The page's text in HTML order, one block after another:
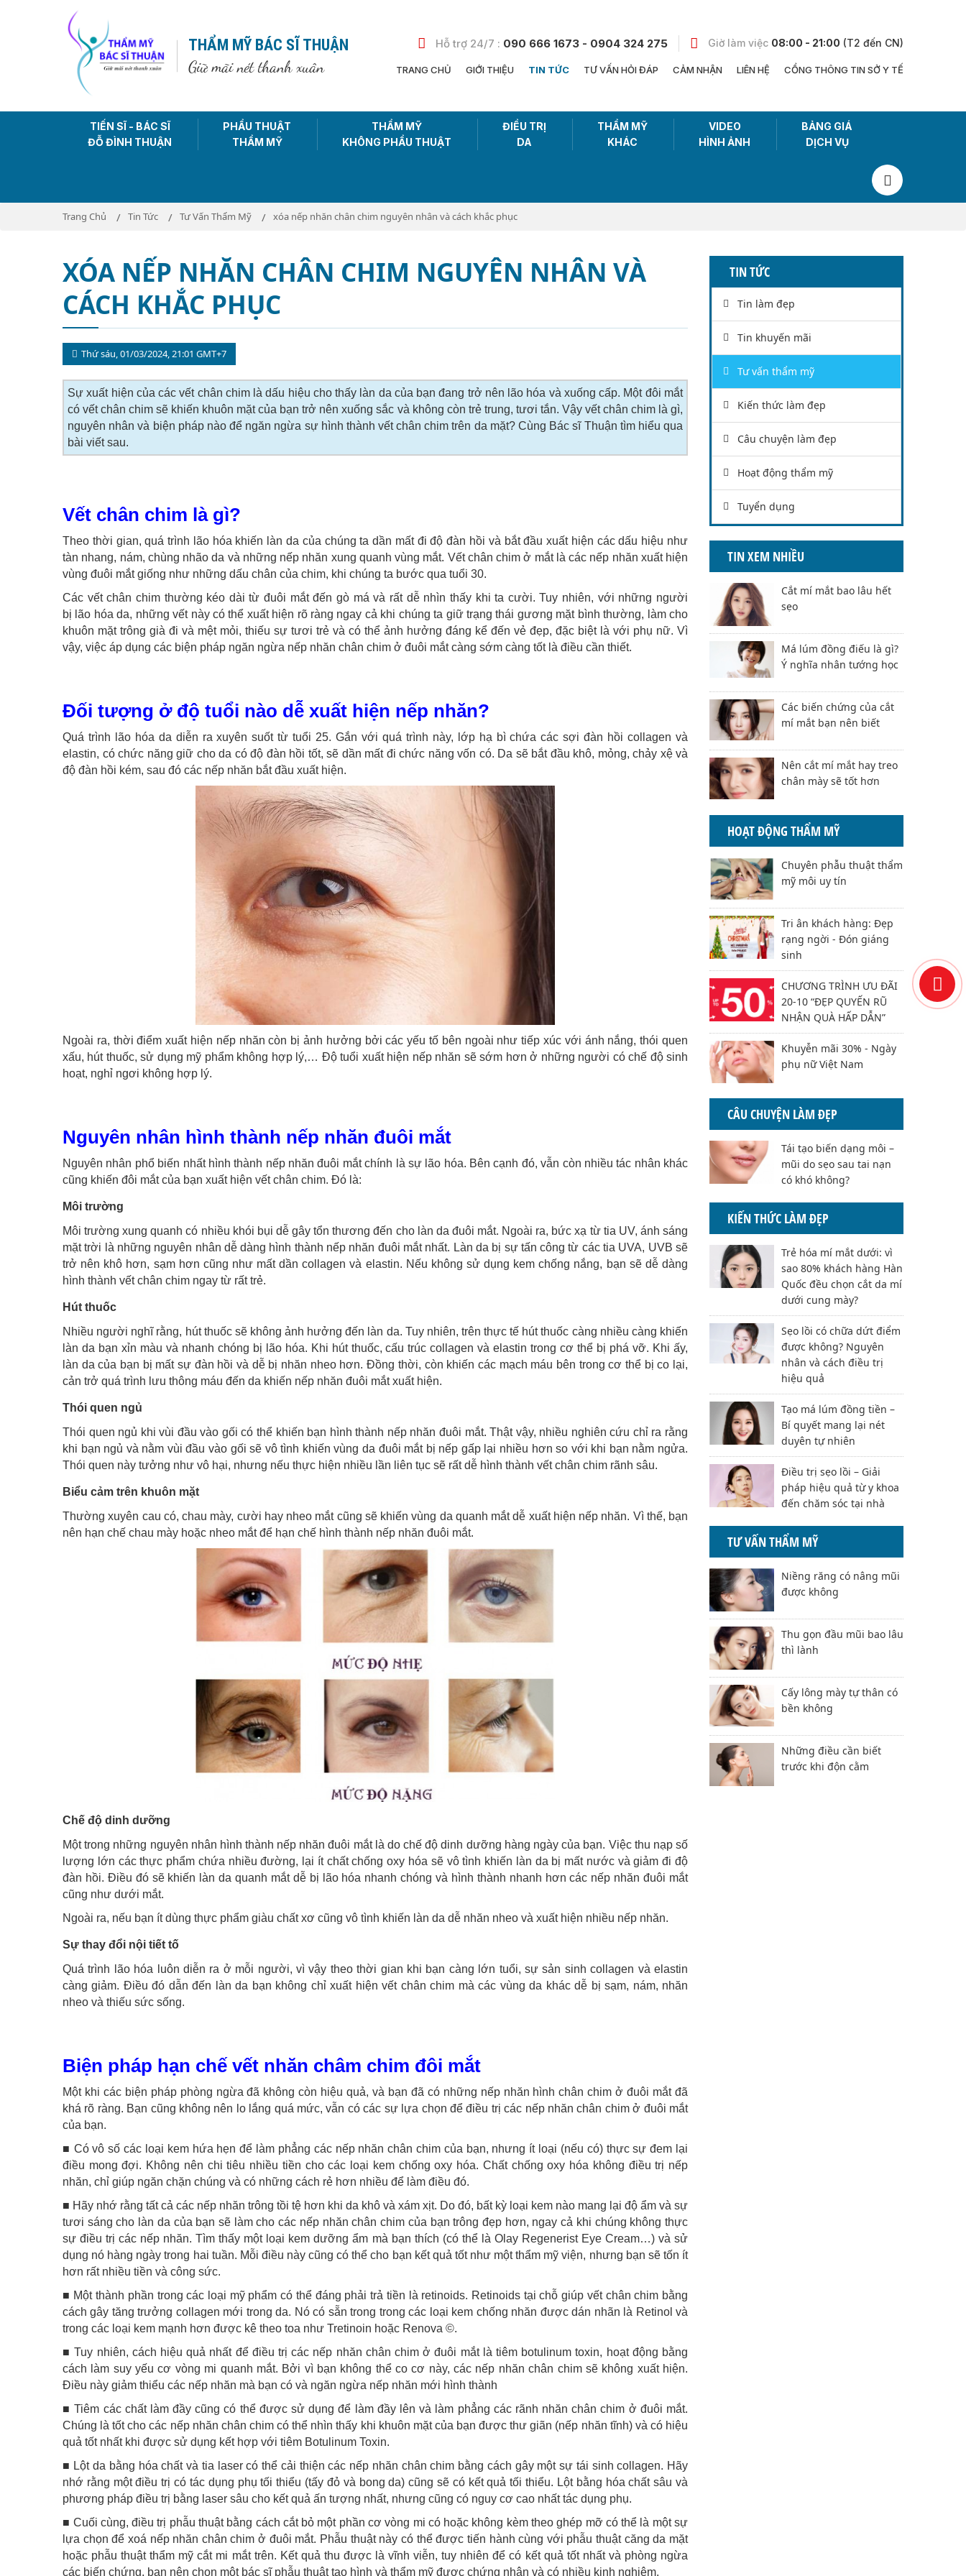
THẨM MỸ BÁC SĨ THUẬN
Giữ mãi nét thanh xuân
Hỗ trợ 24/7 : 090 666 1673 - 0904 324 275 Giờ làm việc 08:00 - 21:00 (T2 đến CN)
TRANG CHỦ GIỚI THIỆU TIN TỨC TƯ VẤN HỎI ĐÁP CẢM NHẬN LIÊN HỆ CỔNG THÔNG TIN SỞ Y TẾ
TIẾN SĨ - BÁC SĨ
ĐỖ ĐÌNH THUẬN
PHẨU THUẬT
THẨM MỸ
THẨM MỸ
KHÔNG PHẨU THUẬT
ĐIỀU TRỊ
DA
THẨM MỸ
KHÁC
VIDEO
HÌNH ẢNH
BẢNG GIÁ
DỊCH VỤ
Trang Chủ Tin Tức Tư Vấn Thẩm Mỹ xóa nếp nhăn chân chim nguyên nhân và cách khắc phục
XÓA NẾP NHĂN CHÂN CHIM NGUYÊN NHÂN VÀ
CÁCH KHẮC PHỤC
Thứ sáu, 01/03/2024, 21:01 GMT+7
Sự xuất hiện của các vết chân chim là dấu hiệu cho thấy làn da của bạn đang trở nên lão hóa và xuống cấp. Một đôi mắt
có vết chân chim sẽ khiến khuôn mặt của bạn trở nên xuống sắc và không còn trẻ trung, tươi tắn. Vậy vết chân chim là gì,
nguyên nhân và biện pháp nào để ngăn ngừa sự hình thành vết chân chim trên da mặt? Cùng Bác sĩ Thuận tìm hiểu qua
bài viết sau.
Vết chân chim là gì?
Theo thời gian, quá trình lão hóa khiến làn da của chúng ta dần mất đi độ đàn hồi và bắt đầu xuất hiện các dấu hiệu như
tàn nhang, nám, chùng nhão da và những nếp nhăn xung quanh vùng mắt. Vết chân chim ở mắt là các nếp nhăn xuất hiện
vùng đuôi mắt giống như những dấu chân của chim, khi chúng ta bước qua tuổi 30.
Các vết chân chim thường kéo dài từ đuôi mắt đến gò má và rất dễ nhìn thấy khi ta cười. Tuy nhiên, với những người
bị lão hóa da, những vết này có thể xuất hiện rõ ràng ngay cả khi chúng ta giữ trạng thái gương mặt bình thường, làm cho
khuôn mặt trông già đi và mệt mỏi, thiếu sự tươi trẻ và có thể ảnh hưởng đáng kể đến vẻ đẹp, đặc biệt là với phụ nữ. Vì
vậy, việc áp dụng các biện pháp ngăn ngừa nếp nhăn chân chim ở đuôi mắt càng sớm càng tốt là điều cần thiết.
Đối tượng ở độ tuổi nào dễ xuất hiện nếp nhăn?
Quá trình lão hóa da diễn ra xuyên suốt từ tuổi 25. Gắn với quá trình này, lớp hạ bì chứa các sợi đàn hồi collagen và
elastin, có chức năng giữ cho da có độ đàn hồi tốt, sẽ dần mất đi chức năng vốn có. Da sẽ bắt đầu khô, mỏng, chảy xệ và
độ đàn hồi kém, sau đó các nếp nhăn bắt đầu xuất hiện.
Ngoài ra, thời điểm xuất hiện nếp nhăn còn bị ảnh hưởng bởi các yếu tố bên ngoài như tiếp xúc với ánh nắng, thói quen
xấu, hút thuốc, sử dụng mỹ phẩm không hợp lý,… Độ tuổi xuất hiện nếp nhăn sẽ sớm hơn ở những người có chế độ sinh
hoạt, nghỉ ngơi không hợp lý.
Nguyên nhân hình thành nếp nhăn đuôi mắt
Nguyên nhân phổ biến nhất hình thành nếp nhăn đuôi mắt chính là sự lão hóa. Bên cạnh đó, vẫn còn nhiều tác nhân khác
cũng khiến đôi mắt của bạn xuất hiện vết chân chim. Đó là:
Môi trường
Môi trường xung quanh có nhiều khói bụi dễ gây tổn thương đến cho làn da đuôi mắt. Ngoài ra, bức xạ từ tia UV, ánh sáng
mặt trời là những nguyên nhân dễ dàng hình thành nếp nhăn đuôi mắt nhất. Làn da bị sự tấn công từ các tia UVA, UVB sẽ
trở nên khô hơn, sạm hơn cũng như mất dần collagen và elastin. Nếu không sử dụng kem chống nắng, bạn sẽ dễ dàng
hình thành vết chân chim ngay từ rất trẻ.
Hút thuốc
Nhiều người nghĩ rằng, hút thuốc sẽ không ảnh hưởng đến làn da. Tuy nhiên, trên thực tế hút thuốc càng nhiều càng khiến
làn da bạn xỉn màu và nhanh chóng bị lão hóa. Khi hút thuốc, cấu trúc collagen và elastin trong cơ thể bị phá vỡ. Khi ấy,
làn da của bạn bị mất sự đàn hồi và dễ bị nhăn nheo hơn. Đồng thời, còn khiến các mạch máu bên trong cơ thể bị co lại,
cản trở quá trình lưu thông máu đến da khiến nếp nhăn đuôi mắt xuất hiện.
Thói quen ngủ
Thói quen ngủ khi vùi đầu vào gối có thể khiến bạn hình thành nếp nhăn đuôi mắt. Thật vậy, nhiều nghiên cứu chỉ ra rằng
khi bạn ngủ và nằm vùi đầu vào gối sẽ vô tình khiến vùng da đuôi mắt bị nếp gấp lại nhiều hơn so với khi bạn nằm ngửa.
Thói quen này tưởng như vô hại, nhưng nếu thực hiện nhiều lần liên tục sẽ rất dễ hình thành vết chân chim rãnh sâu.
Biểu cảm trên khuôn mặt
Thường xuyên cau có, chau mày, cười hay nheo mắt cũng sẽ khiến vùng da quanh mắt dễ xuất hiện nếp nhăn. Vì thế, bạn
nên hạn chế chau mày hoặc nheo mắt để hạn chế hình thành nếp nhăn đuôi mắt.
Chế độ dinh dưỡng
Một trong những nguyên nhân hình thành nếp nhăn đuôi mắt là do chế độ dinh dưỡng hàng ngày của bạn. Việc thu nạp số
lượng lớn các thực phẩm chứa nhiều đường, lại ít chất chống oxy hóa sẽ vô tình khiến làn da bị mất nước và giảm đi độ
đàn hồi. Điều đó sẽ khiến làn da quanh mắt dễ bị lão hóa nhanh chóng và hình thành nhanh hơn các nếp nhăn đuôi mắt
cũng như dưới mắt.
Ngoài ra, nếu bạn ít dùng thực phẩm giàu chất xơ cũng vô tình khiến làn da dễ nhăn nheo và xuất hiện nhiều nếp nhăn.
Sự thay đổi nội tiết tố
Quá trình lão hóa luôn diễn ra ở mỗi người, vì vậy theo thời gian khi bạn càng lớn tuổi, sự sản sinh collagen và elastin
càng giảm. Điều đó dẫn đến làn da bạn không chỉ xuất hiện vết chân chim mà các vùng da khác dễ bị sạm, nám, nhăn
nheo và thiếu sức sống.
Biện pháp hạn chế vết nhăn châm chim đôi mắt
Một khi các biện pháp phòng ngừa đã không còn hiệu quả, và bạn đã có những nếp nhăn hình chân chim ở đuôi mắt đã
khá rõ ràng. Bạn cũng không nên lo lắng quá mức, vẫn có các sự lựa chọn để điều trị các nếp nhăn chân chim ở đuôi mắt
của bạn.
■ Có vô số các loại kem hứa hẹn để làm phẳng các nếp nhăn chân chim của bạn, nhưng ít loại (nếu có) thực sự đem lại
điều mong đợi. Không nên chi tiêu nhiều tiền cho các loại kem chống oxy hóa. Chất chống oxy hóa không điều trị nếp
nhăn, chỉ giúp ngăn chặn chúng và có những cách rẻ hơn nhiều để làm điều đó.
■ Hãy nhớ rằng tất cả các nếp nhăn trông tồi tệ hơn khi da khô và xám xịt. Do đó, bất kỳ loại kem nào mang lại độ ẩm và sự
tươi sáng cho làn da của bạn sẽ làm cho các nếp nhăn chân chim của bạn trông đẹp hơn, ngay cả khi chúng không thực
sự điều trị các nếp nhăn. Tìm thấy một loại kem dưỡng ẩm mà bạn thích (có thể là Olay Regenerist Eye Cream…) và sử
dụng nó hàng ngày trong hai tuần. Mỗi điều này cũng có thể cho bạn kết quả tốt như một thẩm mỹ viện, nhưng bạn sẽ tốn ít
hơn rất nhiều tiền và công sức.
■ Một thành phần trong các loại mỹ phẩm có thể đáng phải trả tiền là retinoids. Retinoids tại chỗ giúp vết chân chim bằng
cách gây tăng trưởng collagen mới trong da. Nó có sẵn trong trong các loại kem chống nhăn được dán nhãn là Retinol và
trong các loại kem mạnh hơn được kê theo toa như Tretinoin hoặc Renova ©.
■ Tuy nhiên, cách hiệu quả nhất để điều trị các nếp nhăn chân chim ở đuôi mắt là tiêm botulinum toxin, hoạt động bằng
cách làm suy yếu cơ vòng mi quanh mắt. Bởi vì bạn không thể co cơ này, các nếp nhăn chân chim sẽ không xuất hiện.
Điều này giảm thiểu các nếp nhăn mà bạn có và ngăn ngừa nếp nhăn mới hình thành
■ Tiêm các chất làm đầy cũng có thể được sử dụng để làm đầy lên và làm phẳng các rãnh nhăn chân chim ở đuôi mắt.
Chúng là tốt cho các nếp nhăn chân chim có thể nhìn thấy khi khuôn mặt của bạn được thư giãn (nếp nhăn tĩnh) và có hiệu
quả tốt nhất khi được sử dụng kết hợp với tiêm Botulinum Toxin.
■ Lột da bằng hóa chất và tia laser có thể cải thiện các nếp nhăn chân chim bằng cách gây một sự tái sinh collagen. Hãy
nhớ rằng một điều trị có tác dụng phụ tối thiểu (tấy đỏ và bong da) cũng sẽ có kết quả tối thiểu. Lột bằng hóa chất sâu và
phương pháp điều trị bằng laser sâu cho kết quả ấn tượng nhất, nhưng cũng có nguy cơ cao nhất tác dụng phụ.
■ Cuối cùng, điều trị phẫu thuật bằng cách cắt bỏ một phần cơ vòng mi có hoặc không kèm theo ghép mỡ có thể là một sự
lựa chọn để xoá nếp nhăn chân chim ở đuôi mắt. Phẫu thuật này có thể được tiến hành cùng với phẫu thuật căng da mặt
hoặc phẫu thuật thẩm mỹ cắt mi mắt trên. Kết quả thu được là vĩnh viễn, tuy nhiên để có kết quả tốt nhất và phòng ngừa
các biến chứng, bạn nên chọn một bác sĩ phẫu thuật tạo hình và thẩm mỹ được chứng nhận và có nhiều kinh nghiệm.
TIN TỨC
Tin làm đẹp
Tin khuyến mãi
Tư vấn thẩm mỹ
Kiến thức làm đẹp
Câu chuyện làm đẹp
Hoạt động thẩm mỹ
Tuyển dụng
TIN XEM NHIỀU
Cắt mí mắt bao lâu hết
sẹo
Má lúm đồng điếu là gì?
Ý nghĩa nhân tướng học
Các biến chứng của cắt
mí mắt bạn nên biết
Nên cắt mí mắt hay treo
chân mày sẽ tốt hơn
HOẠT ĐỘNG THẨM MỸ
Chuyên phẫu thuật thẩm
mỹ môi uy tín
Tri ân khách hàng: Đẹp
rạng ngời - Đón giáng
sinh
CHƯƠNG TRÌNH ƯU ĐÃI
20-10 “ĐẸP QUYẾN RŨ
NHẬN QUÀ HẤP DẪN”
Khuyễn mãi 30% - Ngày
phụ nữ Việt Nam
CÂU CHUYỆN LÀM ĐẸP
Tái tạo biến dạng môi –
mũi do sẹo sau tai nạn
có khó không?
KIẾN THỨC LÀM ĐẸP
Trẻ hóa mí mắt dưới: vì
sao 80% khách hàng Hàn
Quốc đều chọn cắt da mí
dưới cung mày?
Sẹo lồi có chữa dứt điểm
được không? Nguyên
nhân và cách điều trị
hiệu quả
Tạo má lúm đồng tiền –
Bí quyết mang lại nét
duyên tự nhiên
Điều trị sẹo lồi – Giải
pháp hiệu quả từ y khoa
đến chăm sóc tại nhà
TƯ VẤN THẨM MỸ
Niềng răng có nâng mũi
được không
Thu gọn đầu mũi bao lâu
thì lành
Cấy lông mày tự thân có
bền không
Những điều cần biết
trước khi độn cằm